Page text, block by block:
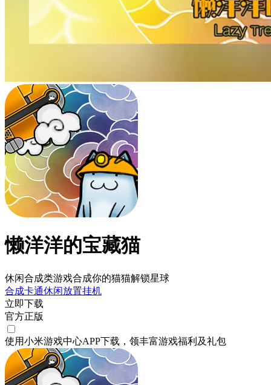
懒洋洋的宝藏猫
休闲合成类游戏合成你的猫猫解锁星球
合成卡通休闲放置挂机
立即下载
官方正版
使用小米游戏中心APP下载 ，领丰富游戏福利 及礼包